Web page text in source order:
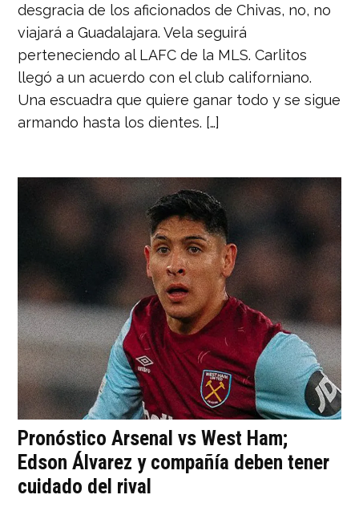
desgracia de los aficionados de Chivas, no, no
viajará a Guadalajara. Vela seguirá
perteneciendo al LAFC de la MLS. Carlitos
llegó a un acuerdo con el club californiano.
Una escuadra que quiere ganar todo y se sigue
armando hasta los dientes. […]
Pronóstico Arsenal vs West Ham;
Edson Álvarez y compañía deben tener
cuidado del rival